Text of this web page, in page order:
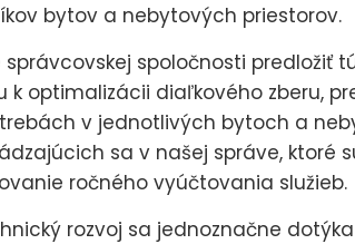
bytov a nebytových priestorov.
spoločnosti predložiť
k optimalizácii diaľkového zberu,
v jednotlivých bytoch a
sa v našej správe, ktoré
ročného vyúčtovania služieb.
rozvoj sa jednoznačne